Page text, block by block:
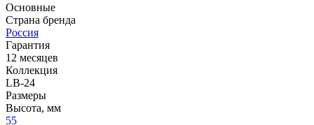
Основные
Страна бренда
Россия
Гарантия
12 месяцев
Коллекция
LB-24
Размеры
Высота, мм
55